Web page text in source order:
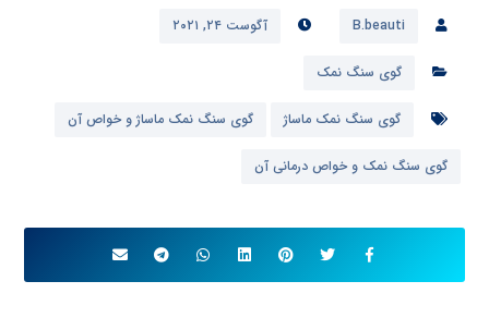
B.beauti آگوست ۲۴, ۲۰۲۱
گوی سنگ نمک
گوی سنگ نمک ماساژ گوی سنگ نمک ماساژ و خواص آن
گوی سنگ نمک و خواص درمانی آن